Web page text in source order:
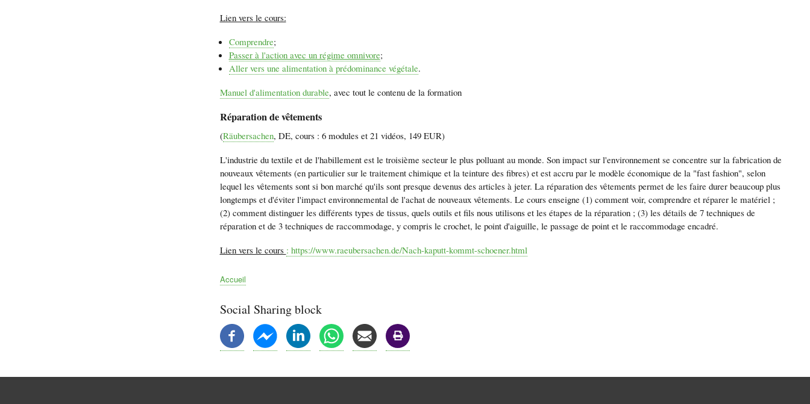
Lien vers le cours:
Comprendre;
Passer à l'action avec un régime omnivore;
Aller vers une alimentation à prédominance végétale.
Manuel d'alimentation durable, avec tout le contenu de la formation
Réparation de vêtements
(Räubersachen, DE, cours : 6 modules et 21 vidéos, 149 EUR)
L'industrie du textile et de l'habillement est le troisième secteur le plus polluant au monde. Son impact sur l'environnement se concentre sur la fabrication de
nouveaux vêtements (en particulier sur le traitement chimique et la teinture des fibres) et est accru par le modèle économique de la "fast fashion", selon
lequel les vêtements sont si bon marché qu'ils sont presque devenus des articles à jeter. La réparation des vêtements permet de les faire durer beaucoup plus
longtemps et d'éviter l'impact environnemental de l'achat de nouveaux vêtements. Le cours enseigne (1) comment voir, comprendre et réparer le matériel ;
(2) comment distinguer les différents types de tissus, quels outils et fils nous utilisons et les étapes de la réparation ; (3) les détails de 7 techniques de
réparation et de 3 techniques de raccommodage, y compris le crochet, le point d'aiguille, le passage de point et le raccommodage encadré.
Lien vers le cours : https://www.raeubersachen.de/Nach-kaputt-kommt-schoener.html
d'Ariane
Accueil
Social Sharing block